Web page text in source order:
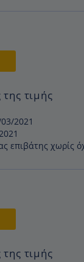
τιμής
2021
επιβάτης χωρίς
τιμής